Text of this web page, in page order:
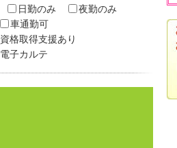
日勤のみ
夜勤のみ
車通勤可
資格取得支援あり
電子カルテ